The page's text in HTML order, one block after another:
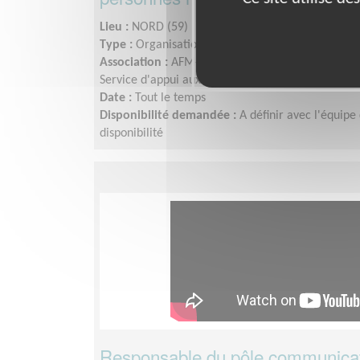
Lieu : NORD (59)
Type : Organisation, Gestion de projets
Association : AFM-Téléthon - Association
Service d'appui aux délégations
Date :
Tout le temps
Disponibilité demandée : A définir avec
disponibilité